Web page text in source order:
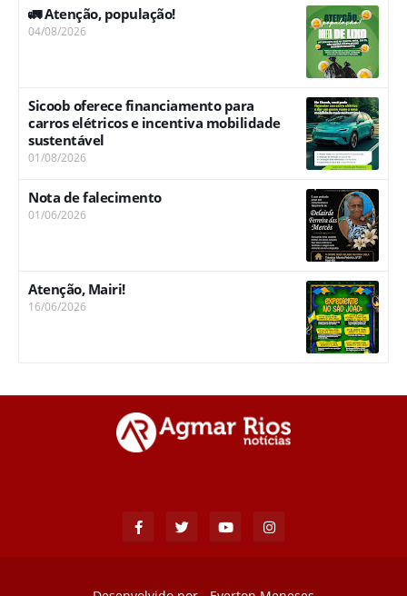
🚛 Atenção, população!
04/08/2026
Sicoob oferece financiamento para
carros elétricos e incentiva mobilidade
sustentável
01/08/2026
Nota de falecimento
01/06/2026
Atenção, Mairi!
16/06/2026